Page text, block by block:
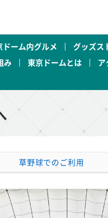
ドーム内グルメ
グッズス
み
東京ドームとは ア
草野球でのご利用